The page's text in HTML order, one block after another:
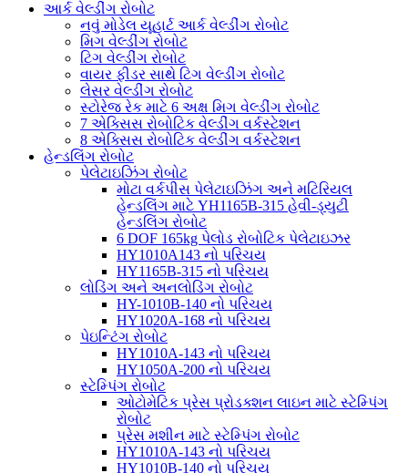
આર્ક વેલ્ડીંગ રોબોટ
નવું મોડેલ યૂહાર્ટ આર્ક વેલ્ડીંગ રોબોટ
મિગ વેલ્ડીંગ રોબોટ
ટિગ વેલ્ડીંગ રોબોટ
વાયર ફીડર સાથે ટિગ વેલ્ડીંગ રોબોટ
લેસર વેલ્ડીંગ રોબોટ
સ્ટોરેજ રેક માટે 6 અક્ષ મિગ વેલ્ડીંગ રોબોટ
7 એક્સિસ રોબોટિક વેલ્ડીંગ વર્કસ્ટેશન
8 એક્સિસ રોબોટિક વેલ્ડીંગ વર્કસ્ટેશન
હેન્ડલિંગ રોબોટ
પેલેટાઇઝિંગ રોબોટ
મોટા વર્કપીસ પેલેટાઇઝિંગ અને મટિરિયલ
હેન્ડલિંગ માટે YH1165B-315 હેવી-ડ્યુટી
હેન્ડલિંગ રોબોટ
6 DOF 165kg પેલોડ રોબોટિક પેલેટાઇઝર
HY1010A143 નો પરિચય
HY1165B-315 નો પરિચય
લોડિંગ અને અનલોડિંગ રોબોટ
HY-1010B-140 નો પરિચય
HY1020A-168 નો પરિચય
પેઇન્ટિંગ રોબોટ
HY1010A-143 નો પરિચય
HY1050A-200 નો પરિચય
સ્ટેમ્પિંગ રોબોટ
ઓટોમેટિક પ્રેસ પ્રોડક્શન લાઇન માટે સ્ટેમ્પિંગ
રોબોટ
પ્રેસ મશીન માટે સ્ટેમ્પિંગ રોબોટ
HY1010A-143 નો પરિચય
HY1010B-140 નો પરિચય